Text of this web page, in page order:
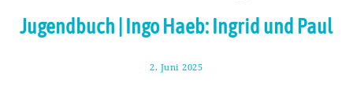
Jugendbuch | Ingo Haeb: Ingrid und Paul
2. Juni 2025